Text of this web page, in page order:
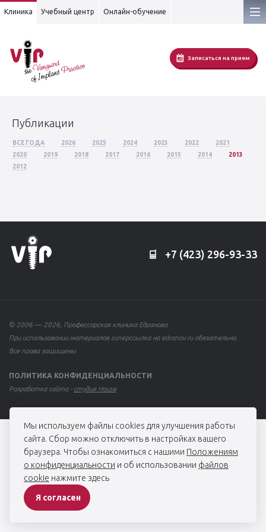
Мы используем файлы cookies для улучшения работы
сайта. Сбор можно отключить в настройках вашего
браузера. Чтобы ознакомиться с нашими Положениям
о конфиденциальности и об использовании файлов
cookie нажмите здесь
Я согласен
Клиника Учебный центр Онлайн-обучение
Записаться на прием
Публикации
ВСЕ ГОДА 2026 2025 2024 2023 2022
2021
2020
2019 2018 2017 2016 2015 2014
2013
2012
+7 (423) 296-93-33
© 2006 — 2026, Профессорская клиника Едранова
При использовании материалов гиперссылка на edranov.ru обязательна.
Все права защищены
ПОЛИТИКА КОНФИДЕНЦИАЛЬНОСТИ
Разработка сайта - студия House